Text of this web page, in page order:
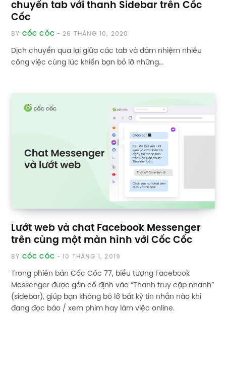
chuyển tab với thanh Sidebar trên Cốc
Cốc
BY CỐC CỐC 26 THÁNG 10, 2020
Dịch chuyển qua lại giữa các tab và đảm nhiệm nhiều
công việc cùng lúc khiến bạn bỏ lỡ những…
Lướt web và chat Facebook Messenger
trên cùng một màn hình với Cốc Cốc
BY CỐC CỐC 10 THÁNG 1, 2019
Trong phiên bản Cốc Cốc 77, biểu tượng Facebook
Messenger được gắn cố định vào “Thanh truy cập nhanh”
(sidebar), giúp bạn không bỏ lỡ bất kỳ tin nhắn nào khi
đang đọc báo / xem phim hay làm việc online.